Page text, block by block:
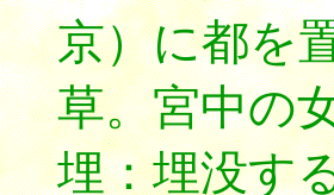
京）に都を
草。宮中の
埋：埋没す